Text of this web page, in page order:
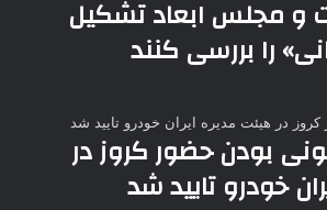
نرسa
t
م
و مجلس ابعاد تشکیل
را بررسی کنند
بودن حضور کروز در
خودرو تایید شد